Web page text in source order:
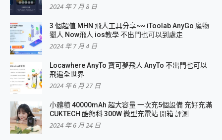
2024 年 7 月 8 日
3 個超值 MHN 飛人工具分享~~ iToolab AnyGo 魔物
獵人 Now飛人 ios教學 不出門也可以到處走
2024 年 7 月 4 日
Locawhere AnyTo 寶可夢飛人 AnyTo 不出門也可以
飛遍全世界
2024 年 6 月 27 日
小體積 40000mAh 超大容量 一次充5個設備 充好充滿
CUKTECH 酷態科 300W 微型充電站 開箱 評測
2024 年 6 月 24 日